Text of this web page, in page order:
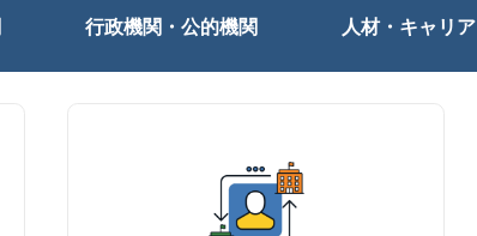
行政機関・公的機関 人材・キャリア